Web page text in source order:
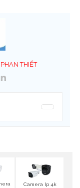
THIẾT
Camera Ip 4k